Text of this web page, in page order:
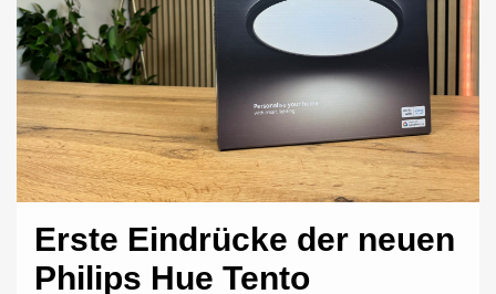
Erste Eindrücke der neuen
Philips Hue Tento